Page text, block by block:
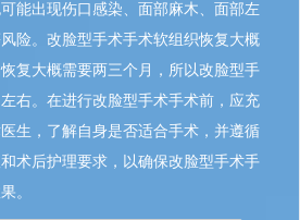
能出现伤口感染、面部麻木、面部左
险。改脸型手术手术软组织恢复大概
复大概需要两三个月，所以改脸型手
右。在进行改脸型手术手术前，应充
生，了解自身是否适合手术，并遵循
术后护理要求，以确保改脸型手术手
。